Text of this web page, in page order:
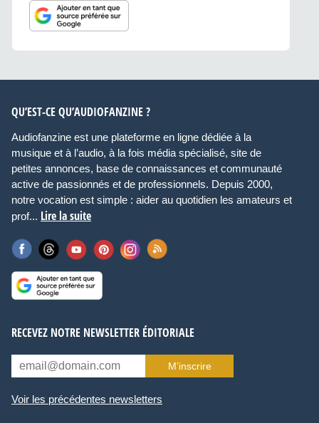
QU’EST-CE QU’AUDIOFANZINE ?
Audiofanzine est une plateforme en ligne dédiée à la
musique et à l’audio, à la fois média spécialisé, site de
petites annonces, base de connaissances et communauté
active de passionnés et de professionnels. Depuis 2000,
notre vocation est simple : aider au quotidien les amateurs et
prof... Lire la suite
RECEVEZ NOTRE NEWSLETTER ÉDITORIALE
M’inscrire
Voir les précédentes newsletters